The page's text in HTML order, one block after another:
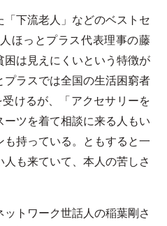
下流老人」などのベストセ
ほっとプラス代表理事の藤
は見えにくいという特徴が
ラスでは全国の生活困窮者
けるが、「アクセサリーを
ツを着て相談に来る人もい
持っている。ともすると一
も来ていて、本人の苦しさ
トワーク世話人の稲葉剛さ